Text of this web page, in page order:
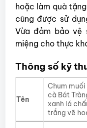
hoặc làm quà
cũng được sử
Vừa đảm bảo vệ
miệng cho thực
Thông số kỹ
Tên
Chum muối
cà Bát
xanh lá
trắng vẽ